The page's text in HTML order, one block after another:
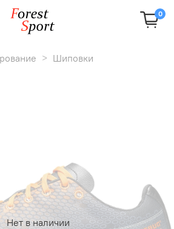
0
Шиповки
Нет в наличии